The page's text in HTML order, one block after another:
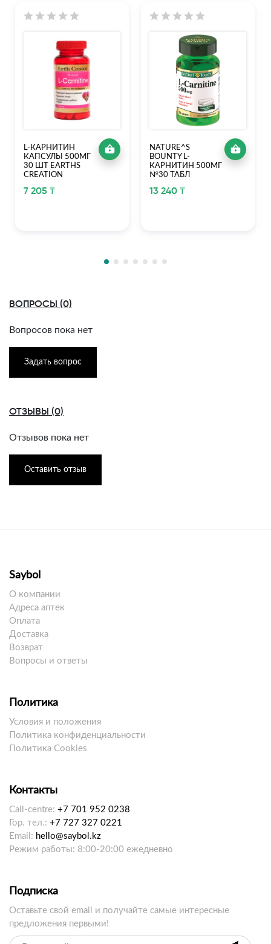
L-КАРНИТИН
КАПСУЛЫ 500МГ
30 ШТ EARTHS
CREATION
7 205 ₸
NATURE^S
BOUNTY L-
КАРНИТИН 500МГ
№30 ТАБЛ
13 240 ₸
ВОПРОСЫ (0)
Вопросов пока нет
Задать вопрос
ОТЗЫВЫ (0)
Отзывов пока нет
Оставить отзыв
Saybol
О компании
Адреса аптек
Оплата
Доставка
Возврат
Вопросы и ответы
Политика
Условия и положения
Политика конфиденциальности
Политика Cookies
Контакты
Call-centre: +7 701 952 0238
Гор. тел.: +7 727 327 0221
Email: hello@saybol.kz
Режим работы: 8:00-20:00 ежедневно
Подписка
Оставьте свой email и получайте самые интересные
предложения первыми!